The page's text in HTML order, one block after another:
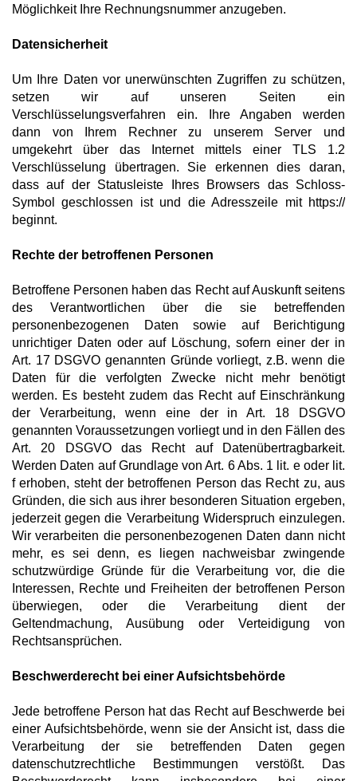
Möglichkeit Ihre Rechnungsnummer anzugeben.
Datensicherheit
Um Ihre Daten vor unerwünschten Zugriffen zu schützen,
setzen wir auf unseren Seiten ein
Verschlüsselungsverfahren ein. Ihre Angaben werden
dann von Ihrem Rechner zu unserem Server und
umgekehrt über das Internet mittels einer TLS 1.2
Verschlüsselung übertragen. Sie erkennen dies daran,
dass auf der Statusleiste Ihres Browsers das Schloss-
Symbol geschlossen ist und die Adresszeile mit https://
beginnt.
Rechte der betroffenen Personen
Betroffene Personen haben das Recht auf Auskunft seitens
des Verantwortlichen über die sie betreffenden
personenbezogenen Daten sowie auf Berichtigung
unrichtiger Daten oder auf Löschung, sofern einer der in
Art. 17 DSGVO genannten Gründe vorliegt, z.B. wenn die
Daten für die verfolgten Zwecke nicht mehr benötigt
werden. Es besteht zudem das Recht auf Einschränkung
der Verarbeitung, wenn eine der in Art. 18 DSGVO
genannten Voraussetzungen vorliegt und in den Fällen des
Art. 20 DSGVO das Recht auf Datenübertragbarkeit.
Werden Daten auf Grundlage von Art. 6 Abs. 1 lit. e oder lit.
f erhoben, steht der betroffenen Person das Recht zu, aus
Gründen, die sich aus ihrer besonderen Situation ergeben,
jederzeit gegen die Verarbeitung Widerspruch einzulegen.
Wir verarbeiten die personenbezogenen Daten dann nicht
mehr, es sei denn, es liegen nachweisbar zwingende
schutzwürdige Gründe für die Verarbeitung vor, die die
Interessen, Rechte und Freiheiten der betroffenen Person
überwiegen, oder die Verarbeitung dient der
Geltendmachung, Ausübung oder Verteidigung von
Rechtsansprüchen.
Beschwerderecht bei einer Aufsichtsbehörde
Jede betroffene Person hat das Recht auf Beschwerde bei
einer Aufsichtsbehörde, wenn sie der Ansicht ist, dass die
Verarbeitung der sie betreffenden Daten gegen
datenschutzrechtliche Bestimmungen verstößt. Das